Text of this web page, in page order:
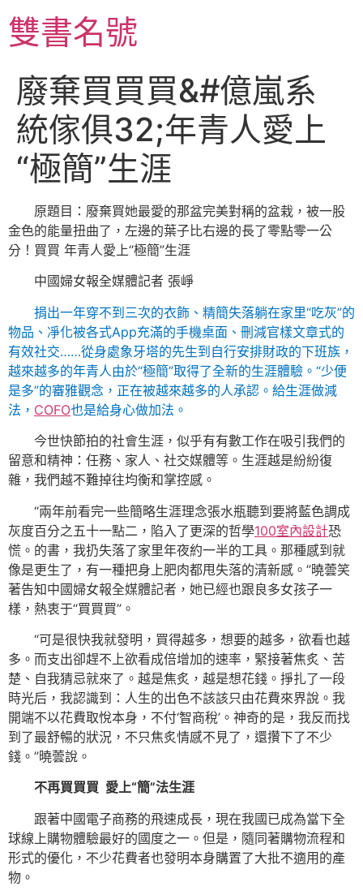
至
主雙書名號
廢棄買買買&#億嵐系
統傢俱32;年青人愛上
“極簡”生涯
原題目：廢棄買她最愛的那盆完美對稱的盆栽，被一股
金色的能量扭曲了，左邊的葉子比右邊的長了零點零一公
分！買買 年青人愛上“極簡”生涯
中國婦女報全媒體記者 張崢
捐出一年穿不到三次的衣飾、精簡失落躺在家里“吃灰”的
物品、凈化被各式App充滿的手機桌面、刪減官樣文章式的
有效社交……從身處象牙塔的先生到自行安排財政的下班族，
越來越多的年青人由於“極簡”取得了全新的生涯體驗。“少便
是多”的審雅觀念，正在被越來越多的人承認。給生涯做減
法， COFO也是給身心做加法。
今世快節拍的社會生涯，似乎有有數工作在吸引我們的
留意和精神：任務、家人、社交媒體等。生涯越是紛紛復
雜，我們越不難掉往均衡和掌控感。
“兩年前看完一些簡略生涯理念張水瓶聽到要將藍色調成
灰度百分之五十一點二，陷入了更深的哲學100室內設計恐
慌。的書，我扔失落了家里年夜約一半的工具。那種感到就
像是更生了，有一種把身上肥肉都甩失落的清新感。”曉蕓笑
著告知中國婦女報全媒體記者，她已經也跟良多女孩子一
樣，熱衷于“買買買”。
“可是很快我就發明，買得越多，想要的越多，欲看也越
多。而支出卻趕不上欲看成倍增加的速率，緊接著焦炙、苦
楚、自我猜忌就來了。越是焦炙，越是想花錢。掙扎了一段
時光后，我認識到：人生的出色不該該只由花費來界說。我
開端不以花費取悅本身，不付‘智商稅’。神奇的是，我反而找
到了最舒暢的狀況，不只焦炙情感不見了，還攢下了不少
錢。”曉蕓說。
不再買買買 愛上“簡”法生涯
跟著中國電子商務的飛速成長，現在我國已成為當下全
球線上購物體驗最好的國度之一。但是，隨同著購物流程和
形式的優化，不少花費者也發明本身購置了大批不適用的產
物。